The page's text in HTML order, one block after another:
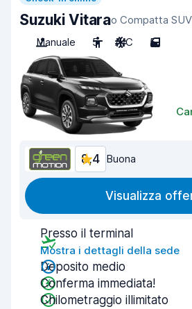
Suzuki Vitarao Compatta
Manuale
5 A/C 5
8,4 Buona
Visualizza
Presso il terminal
Mostra i dettagli della sede
Deposito medio
Conferma immediata!
Chilometraggio illimitato